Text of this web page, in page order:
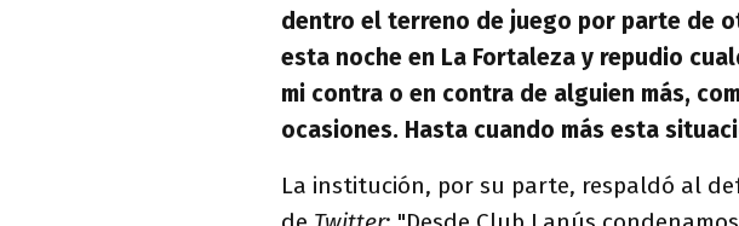
dentro el terreno de juego por parte de
esta noche en La Fortaleza y repudio
mi contra o en contra de alguien más,
ocasiones. Hasta cuando más esta
La institución, por su parte, respaldó al